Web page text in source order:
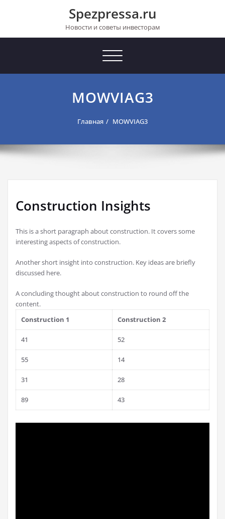
Spezpressa.ru
Новости и советы инвесторам
Toggle
MOWVIAG3
Главная MOWVIAG3
Construction Insights
This is a short paragraph about construction. It covers some
interesting aspects of construction.
Another short insight into construction. Key ideas are briefly
discussed here.
A concluding thought about construction to round off the
content.
Construction 1
Construction 2
41 52
55 14
31 28
89 43